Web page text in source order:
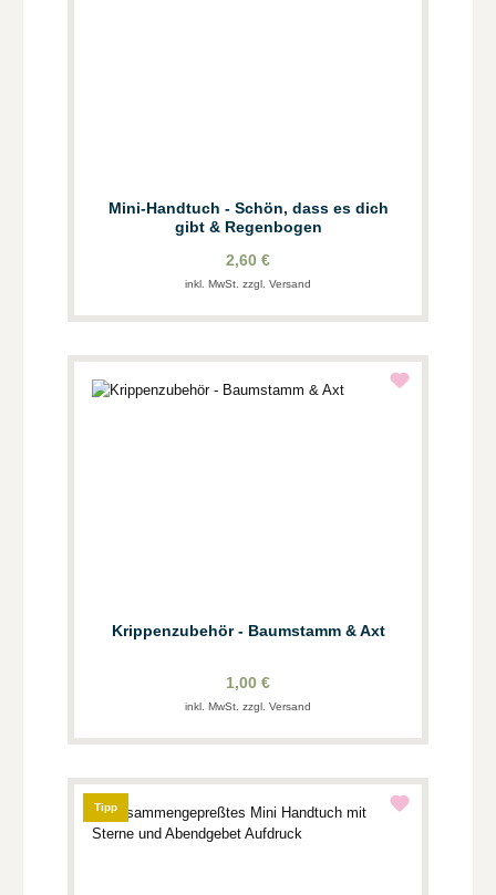
Mini-Handtuch - Schön, dass es dich
gibt & Regenbogen
2,60 €
inkl. MwSt. zzgl. Versand
Krippenzubehör - Baumstamm & Axt
1,00 €
inkl. MwSt. zzgl. Versand
Tipp